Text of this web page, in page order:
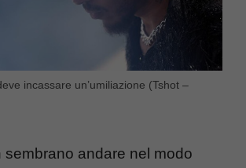
incassare un’umiliazione (Tshot –
sembrano andare nel modo